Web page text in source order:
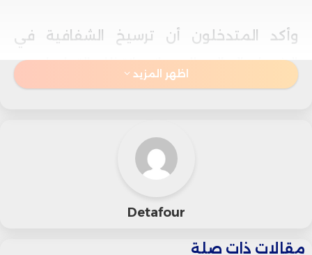
وأكد المتدخلون أن ترسيخ الشفافية في
الإفصاح المالي، إلى جانب انتظام التواصل مع
مختلف الفاعلين في السوق ووضوح التحليلات
في دعم مصداقية السوق المالية، خاصة في
ظل التحولات المتسارعة التي تعرفها بورصة
الدار البيضاء خلال الفترة الأخيرة.
وفي هذا السياق، أوضحت زينب كنوني، المديرة
اظهر المزيد
Detafour
مقالات ذات صلة